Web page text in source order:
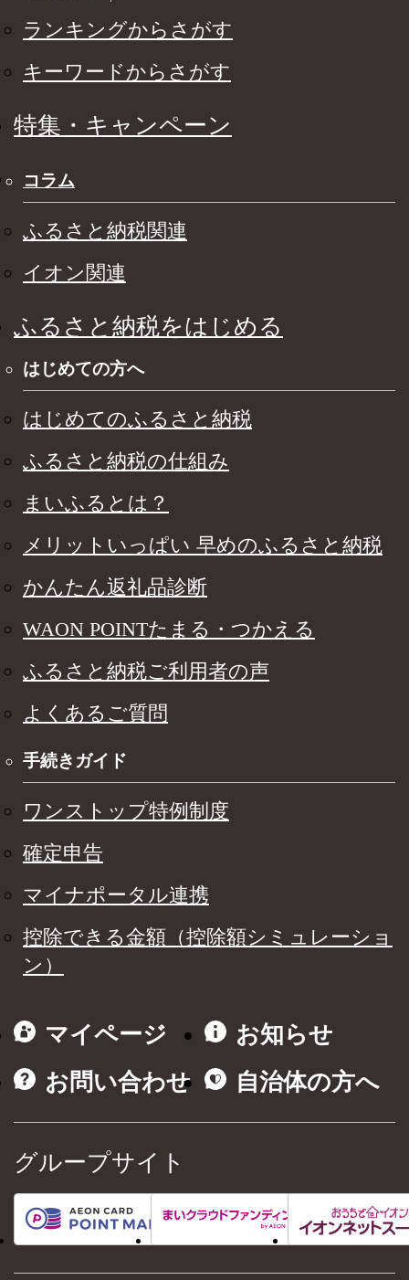
ランキングからさがす
キーワードからさがす
特集・キャンペーン
コラム
ふるさと納税関連
イオン関連
ふるさと納税をはじめる
はじめての方へ
はじめてのふるさと納税
ふるさと納税の仕組み
まいふるとは？
メリットいっぱい 早めのふるさと納税
かんたん返礼品診断
WAON POINTたまる・つかえる
ふるさと納税ご利用者の声
よくあるご質問
手続きガイド
ワンストップ特例制度
確定申告
マイナポータル連携
控除できる金額（控除額シミュレーショ
ン）
マイページ
お知らせ
お問い合わせ
自治体の方へ
グループサイト